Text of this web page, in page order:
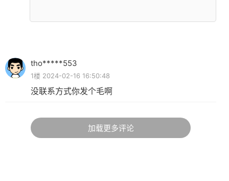
tho*****553
1楼 2024-02-16 16:50:48
没联系方式你发个毛啊
加载更多评论